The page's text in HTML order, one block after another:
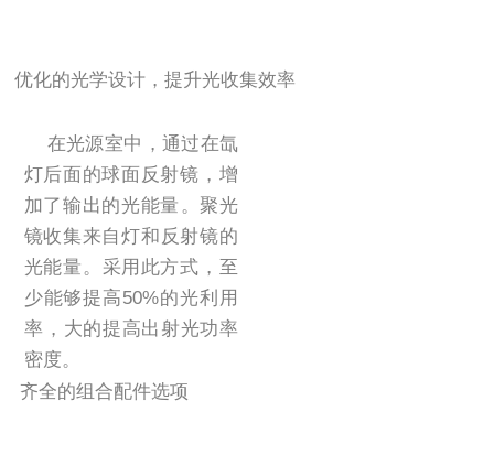
优化的光学设计，提升光收集效率
在光源室中，通过在氙
灯后面的球面反射镜，增
加了输出的光能量。聚光
镜收集来自灯和反射镜的
光能量。采用此方式，至
少能够提高50%的光利用
率，大的提高出射光功率
密度。
齐全的组合配件选项